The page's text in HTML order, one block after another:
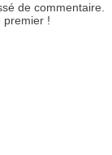
de commentaire.
premier !